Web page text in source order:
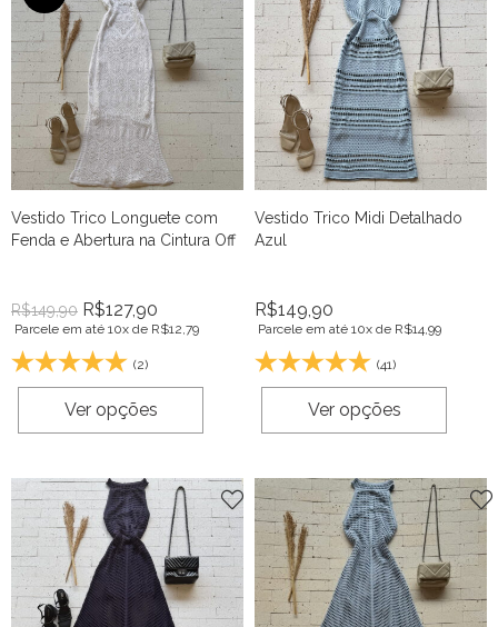
Vestido Trico Longuete com
Fenda e Abertura na Cintura Off
R$149,90 R$127,90
Parcele em até 10x de R$12,79
(2)
Ver opções
Vestido Trico Midi Detalhado
Azul
R$149,90
Parcele em até 10x de R$14,99
(41)
Ver opções